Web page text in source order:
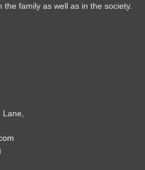
family as well as in the society.